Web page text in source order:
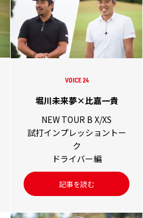
VOICE 24
堀川未来夢×比嘉一貴
NEW TOUR B X/XS
試打インプレッショントー
ク
ドライバー編
記事を読む